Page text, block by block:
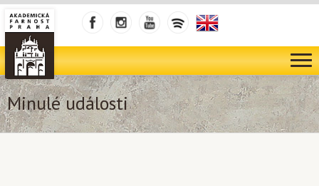
Minulé události